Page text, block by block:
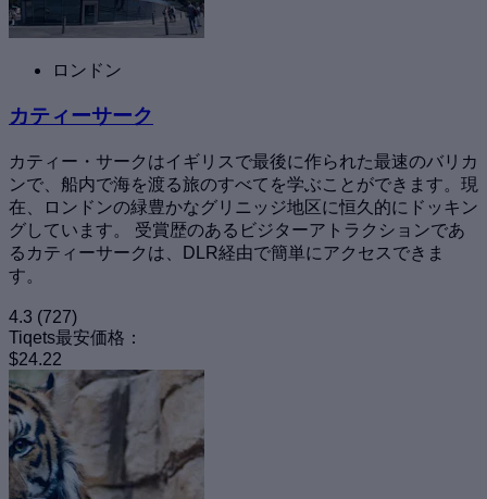
ロンドン
カティーサーク
カティー・サークはイギリスで最後に作られた最速のバリカ
ンで、船内で海を渡る旅のすべてを学ぶことができます。現
在、ロンドンの緑豊かなグリニッジ地区に恒久的にドッキン
グしています。 受賞歴のあるビジターアトラクションであ
るカティーサークは、DLR経由で簡単にアクセスできま
す。
4.3 (727)
Tiqets最安価格：
$24.22